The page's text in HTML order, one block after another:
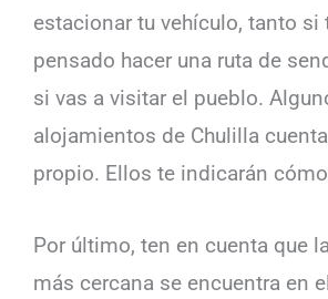
estacionar tu vehículo, tanto si
pensado hacer una ruta de
si vas a visitar el pueblo.
alojamientos de Chulilla
propio. Ellos te indicarán
Por último, ten en cuenta que
más cercana se encuentra en